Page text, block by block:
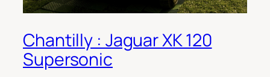
Chantilly : Jaguar XK 120
Supersonic